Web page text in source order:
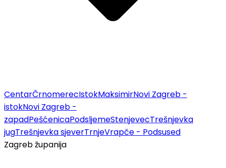
CentarČrnomerecIstokMaksimirNovi Zagreb -
istokNovi Zagreb -
zapadPešćenicaPodsljemeStenjevecTrešnjevka
jugTrešnjevka sjeverTrnjeVrapče - Podsused
Zagreb županija